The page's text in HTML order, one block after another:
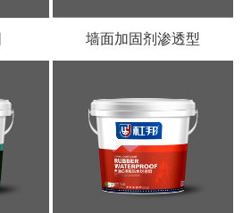
墙面加固剂渗透型